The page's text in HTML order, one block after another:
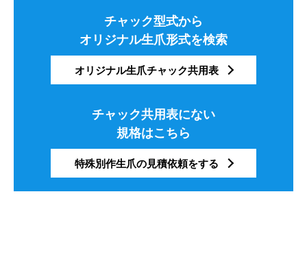
チャック型式から
オリジナル生爪形式を検索
オリジナル生爪チャック共用表
チャック共用表にない
規格はこちら
特殊別作生爪の見積依頼をする